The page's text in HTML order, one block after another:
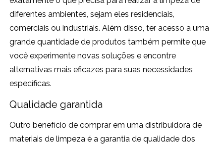
diferentes ambientes, sejam eles residenciais,
comerciais ou industriais. Além disso, ter acesso a uma
grande quantidade de produtos também permite que
você experimente novas soluções e encontre
alternativas mais eficazes para suas necessidades
específicas.
Qualidade garantida
Outro benefício de comprar em uma distribuidora de
materiais de limpeza é a garantia de qualidade dos